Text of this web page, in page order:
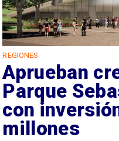
REGIONES
Aprueban
Parque
con
millones